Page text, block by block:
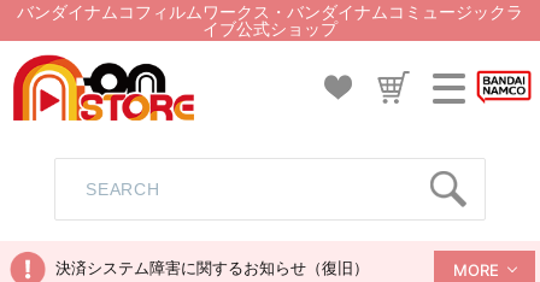
バンダイナムコフィルムワークス・バンダイナムコミュージックラ
イブ公式ショップ
決済システム障害に関するお知らせ（復旧） MORE